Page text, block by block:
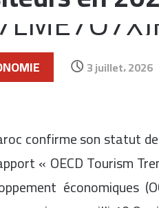
3 juillet، 2026
confirme son statut
« OECD Tourism
économiques